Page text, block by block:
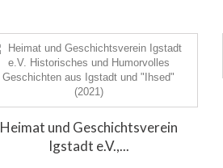
Heimat und Geschichtsverein
Igstadt e.V.,...